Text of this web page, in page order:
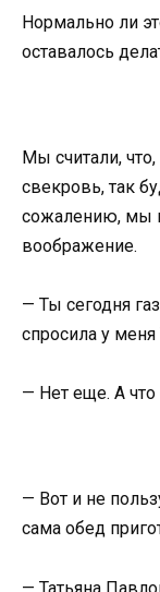
Нормально ли
оставалось
Мы считали,
свекровь, так
сожалению, мы
воображение.
— Ты сегодня
спросила у
— Нет еще. А что
— Вот и не
сама обед
— Татьяна